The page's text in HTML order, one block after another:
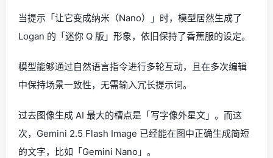
当提示「让它变成纳米（Nano）」时，模型居然生成了
Logan 的「迷你 Q 版」形象，依旧保持了香蕉服的设定。
模型能够通过自然语言指令进行多轮互动，且在多次编辑
中保持场景一致性，无需输入冗长提示词。
过去图像生成 AI 最大的槽点是「写字像外星文」。而这
次，Gemini 2.5 Flash Image 已经能在图中正确生成简短
的文字，比如「Gemini Nano」。